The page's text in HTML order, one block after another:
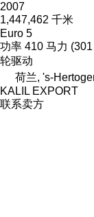
2007
1,447,462 千米
Euro 5
功率 410 马力
轮驱动
荷兰, 's-
KALIL EXPORT
联系卖方